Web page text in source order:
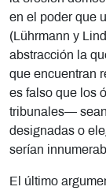
en el poder que
(Lührmann y
abstracción la
que encuentran
es falso que los
tribunales—
designadas o
serían
El último